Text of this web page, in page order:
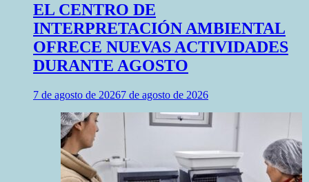
EL CENTRO DE
INTERPRETACIÓN AMBIENTAL
OFRECE NUEVAS ACTIVIDADES
DURANTE AGOSTO
7 de agosto de 20267 de agosto de 2026